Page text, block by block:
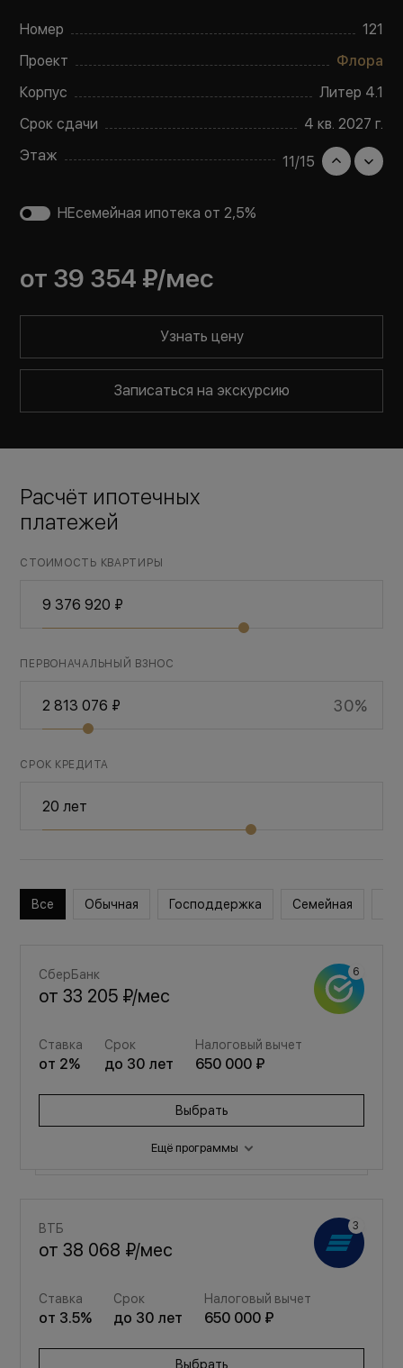
Номер
121
Проект
Флора
Корпус
Литер 4.1
Срок сдачи
4 кв. 2027 г.
Этаж
11/15
НЕсемейная ипотека от 2,5%
от 39 354 ₽/мес
Узнать цену
Записаться на экскурсию
Расчёт ипотечных
платежей
СТОИМОСТЬ КВАРТИРЫ
ПЕРВОНАЧАЛЬНЫЙ ВЗНОС
30%
СРОК КРЕДИТА
Все Обычная Господдержка Семейная
СберБанк
от33 205 ₽/мес
Ставка
от 2%
Срок
до 30 лет
Налоговый вычет
650 000 ₽
Выбрать
Ещё программы
от44 463 ₽ /мес
от3.5% до30 650 000 ₽
Выбрать
ВТБ
от38 068 ₽/мес
Ставка
от 3.5%
Срок
до 30 лет
Налоговый вычет
650 000 ₽
Выбрать